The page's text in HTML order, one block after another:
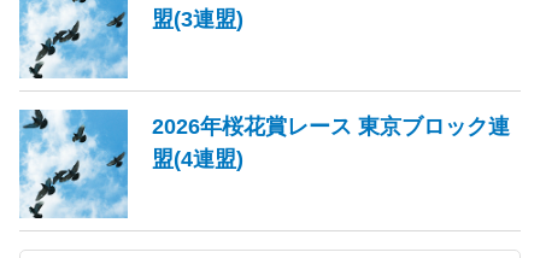
盟(3連盟)
2026年桜花賞レース 東京ブロック連
盟(4連盟)